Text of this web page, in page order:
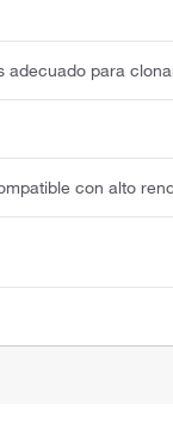
adecuado para
con alto